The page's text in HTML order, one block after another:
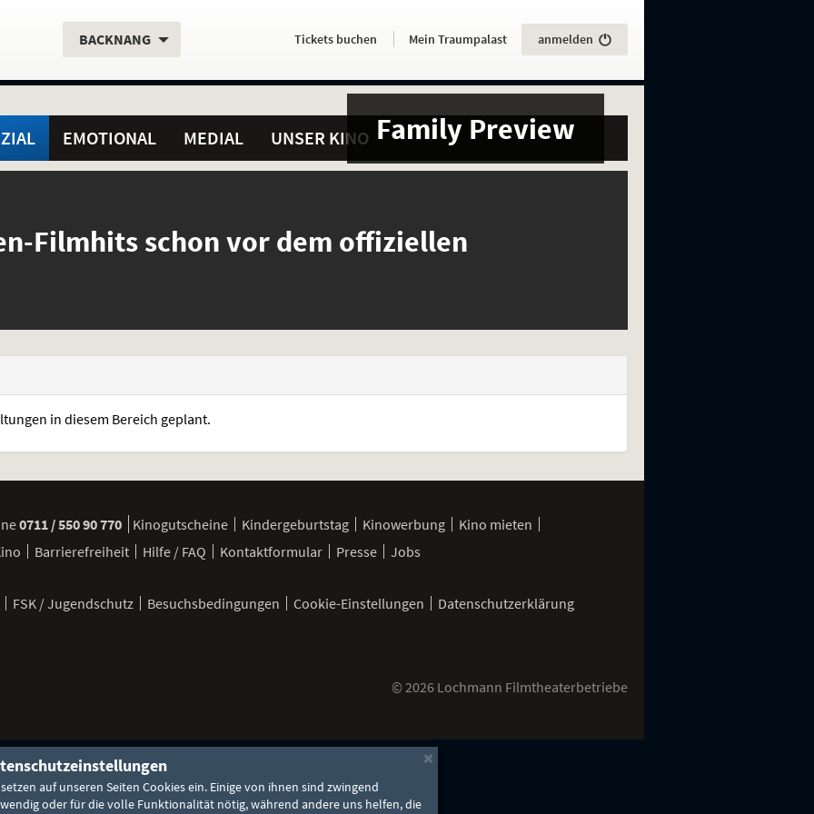
Aktueller
BACKNANG. Servicefunktionen
Aktuelles
HierTickets buchen . Mein Traumpalast anmelden
EMOTIONAL MEDIAL UNSER KINO Family Preview
Filmhits schon vor dem offiziellen
in diesem Bereich geplant.
0711 / 550 90 770 Kinogutscheine Kindergeburtstag Kinowerbung
Kino mieten
Barrierefreiheit Hilfe / FAQ Kontaktformular Presse Jobs
FSK / Jugendschutz Besuchsbedingungen Cookie-Einstellungen Datenschutzerklärung
© 2026 Lochmann Filmtheaterbetriebe
×
auf unseren Seiten Cookies ein. Einige von ihnen sind zwingend
oder für die volle Funktionalität nötig, während andere uns helfen, die